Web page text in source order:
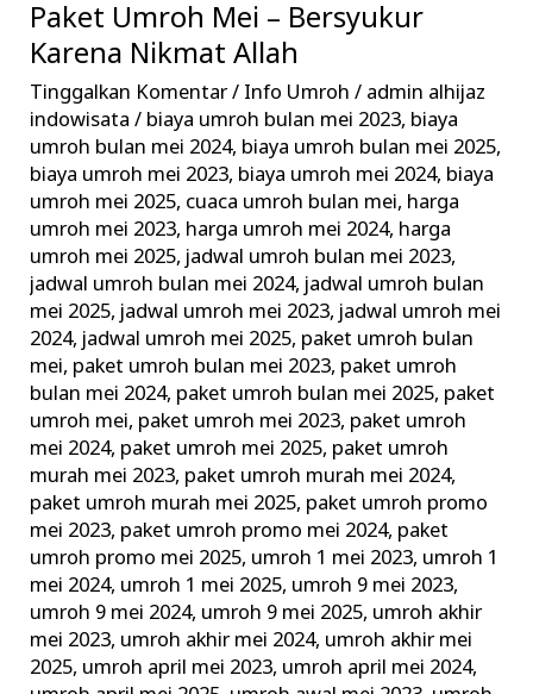
Paket Umroh Mei – Bersyukur
Karena Nikmat Allah
Tinggalkan Komentar/ Info Umroh / admin alhijaz
indowisata/ biaya umroh bulan mei 2023, biaya
umroh bulan mei 2024, biaya umroh bulan mei 2025,
biaya umroh mei 2023, biaya umroh mei 2024, biaya
umroh mei 2025, cuaca umroh bulan mei, harga
umroh mei 2023, harga umroh mei 2024, harga
umroh mei 2025, jadwal umroh bulan mei 2023,
jadwal umroh bulan mei 2024, jadwal umroh bulan
mei 2025, jadwal umroh mei 2023, jadwal umroh mei
2024, jadwal umroh mei 2025, paket umroh bulan
mei, paket umroh bulan mei 2023, paket umroh
bulan mei 2024, paket umroh bulan mei 2025, paket
umroh mei, paket umroh mei 2023, paket umroh
mei 2024, paket umroh mei 2025, paket umroh
murah mei 2023, paket umroh murah mei 2024,
paket umroh murah mei 2025, paket umroh promo
mei 2023, paket umroh promo mei 2024, paket
umroh promo mei 2025, umroh 1 mei 2023, umroh 1
mei 2024, umroh 1 mei 2025, umroh 9 mei 2023,
umroh 9 mei 2024, umroh 9 mei 2025, umroh akhir
mei 2023, umroh akhir mei 2024, umroh akhir mei
2025, umroh april mei 2023, umroh april mei 2024,
Paket
Umroh
Mei
–
Bersyukur
Karena
Nikmat
Allah